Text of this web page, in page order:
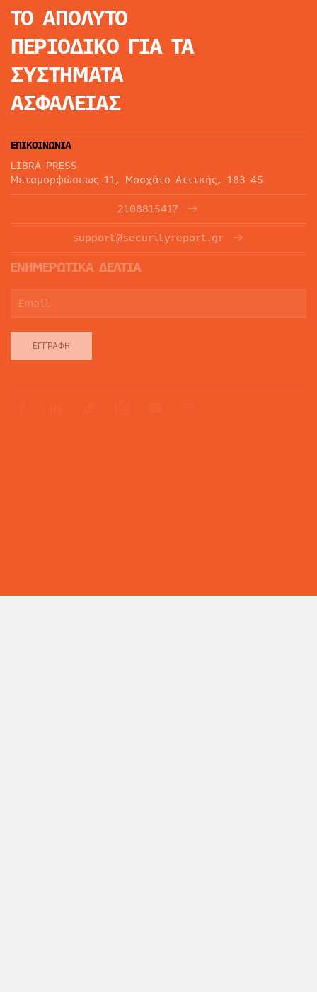
ΤΟ ΑΠΟΛΥΤΟ
ΠΕΡΙΟΔΙΚΟ ΓΙΑ ΤΑ
ΣΥΣΤΗΜΑΤΑ
ΑΣΦΑΛΕΙΑΣ
ΕΠΙΚΟΙΝΩΝΙΑ
LIBRA PRESS
Μεταμορφώσεως 11, Μοσχάτο Αττικής, 183 45
2108815417
support@securityreport.gr
ΕΝΗΜΕΡΩΤΙΚΑ ΔΕΛΤΙΑ
ΕΓΓΡΑΦΉ